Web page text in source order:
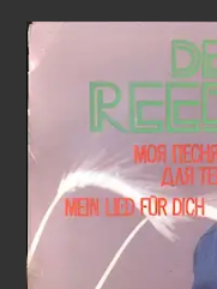
(1978)